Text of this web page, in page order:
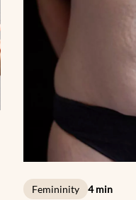
Femininity 4 min